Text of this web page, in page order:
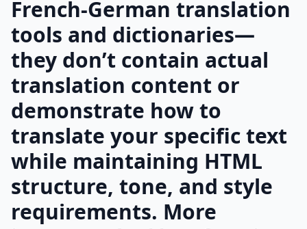
French-German translation
tools and dictionaries—
they don’t contain actual
translation content or
demonstrate how to
translate your specific text
while maintaining HTML
structure, tone, and style
requirements. More